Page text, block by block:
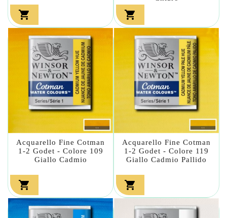
 
Acquarello Fine Cotman
1-2 Godet - Colore 109
Giallo Cadmio

Acquarello Fine Cotman
1-2 Godet - Colore 119
Giallo Cadmio Pallido
